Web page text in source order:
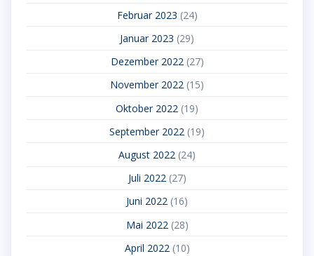
Februar 2023 (24)
Januar 2023 (29)
Dezember 2022(27)
November 2022 (15)
Oktober 2022 (19)
September 2022 (19)
August 2022 (24)
Juli 2022(27)
Juni 2022 (16)
Mai 2022 (28)
April 2022 (10)